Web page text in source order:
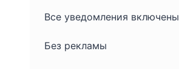
Все уведомления включены
Без рекламы